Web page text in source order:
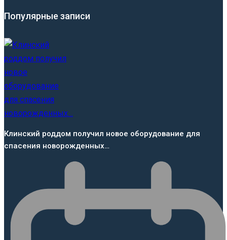
Популярные записи
Клинский роддом получил новое оборудование для
спасения новорожденных…